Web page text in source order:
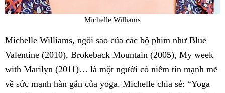
Michelle Williams
Michelle Williams, ngôi sao của các bộ phim như Blue
Valentine (2010), Brokeback Mountain (2005), My week
with Marilyn (2011)… là một người có niềm tin mạnh mẽ
về sức mạnh hàn gắn của yoga. Michelle chia sẻ: “Yoga